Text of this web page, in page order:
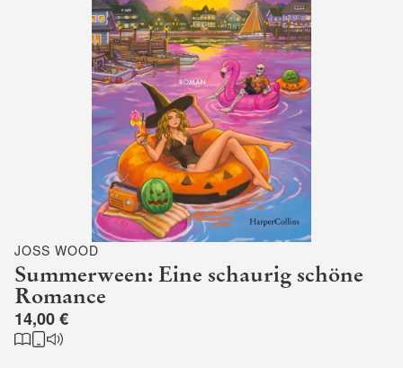
JOSS WOOD
Summerween: Eine schaurig schöne
Romance
14,00 €